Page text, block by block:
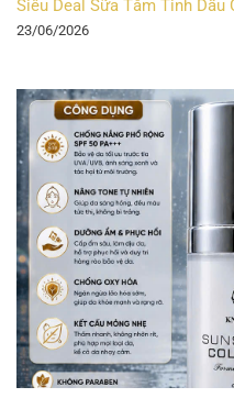
Siêu Deal Sữa Tắm Tinh Dầu
23/06/2026